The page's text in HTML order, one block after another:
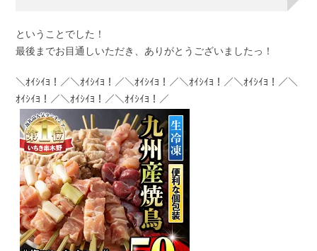
ということでした！
最後までお目通しいただき、ありがとうございましたっ！
＼ｵｲｼｲﾖ！／＼ｵｲｼｲﾖ！／＼ｵｲｼｲﾖ！／＼ｵｲｼｲﾖ！／＼ｵｲｼｲﾖ！／＼
ｵｲｼｲﾖ！／＼ｵｲｼｲﾖ！／＼ｵｲｼｲﾖ！／